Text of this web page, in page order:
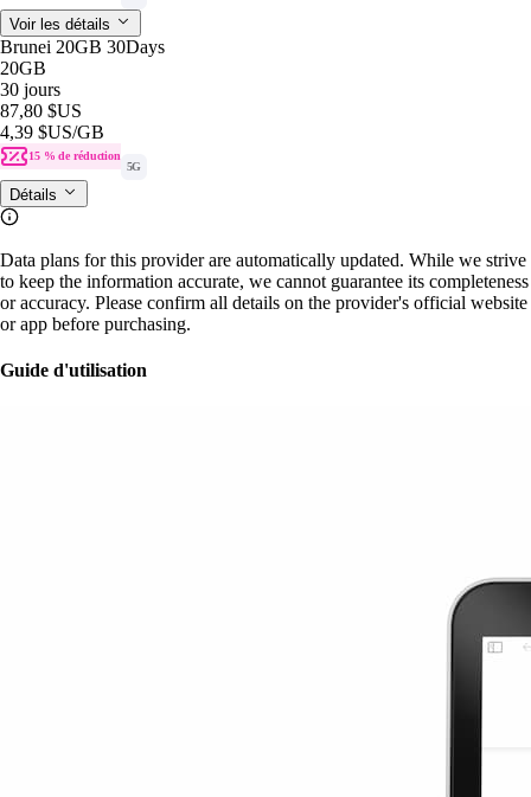
Voir les détails
Brunei 20GB 30Days
20GB
30 jours
87,80 $US
4,39 $US/GB
15 % de réduction
5G
Détails
Data plans for this provider are automatically updated. While we strive
to keep the information accurate, we cannot guarantee its completeness
or accuracy. Please confirm all details on the provider's official website
or app before purchasing.
Guide d'utilisation